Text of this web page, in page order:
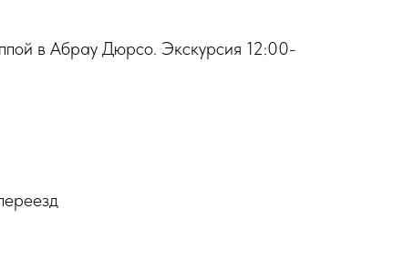
в Абрау Дюрсо. Экскурсия 12:00-